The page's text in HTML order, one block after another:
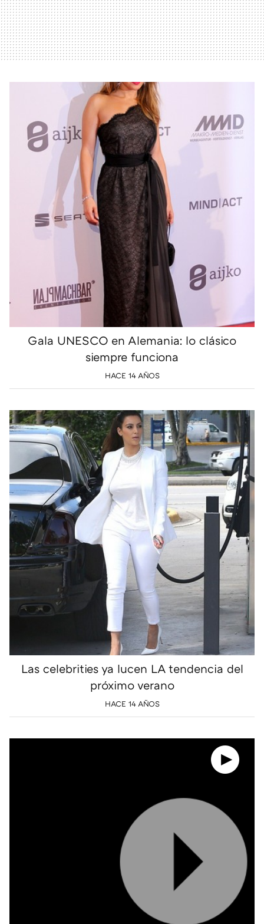
Gala UNESCO en Alemania: lo clásico
siempre funciona
HACE 14 AÑOS
Las celebrities ya lucen LA tendencia del
próximo verano
HACE 14 AÑOS